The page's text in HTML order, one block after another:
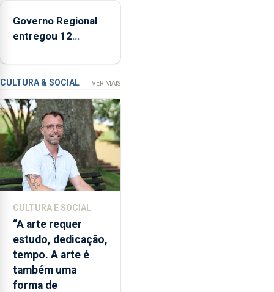
criação
financiamento
para
os
bombeiros
dos
Açores
com
responsabilidades
partilhadas
entre
o
Governo
Regional
e
Governo Regional
entregou 12
freguesia da Maia
CULTURA & SOCIAL VER MAIS
CULTURA E SOCIAL
“A arte requer
estudo, dedicação,
tempo. A arte é
também uma
forma de